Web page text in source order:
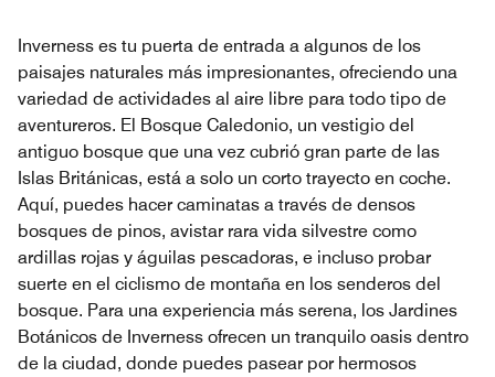
Inverness es tu puerta de entrada a algunos de los
paisajes naturales más impresionantes, ofreciendo una
variedad de actividades al aire libre para todo tipo de
aventureros. El Bosque Caledonio, un vestigio del
antiguo bosque que una vez cubrió gran parte de las
Islas Británicas, está a solo un corto trayecto en coche.
Aquí, puedes hacer caminatas a través de densos
bosques de pinos, avistar rara vida silvestre como
ardillas rojas y águilas pescadoras, e incluso probar
suerte en el ciclismo de montaña en los senderos del
bosque. Para una experiencia más serena, los Jardines
Botánicos de Inverness ofrecen un tranquilo oasis dentro
de la ciudad, donde puedes pasear por hermosos